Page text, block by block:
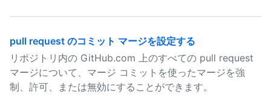
pull request のコミット マージを設定する
リポジトリ内の GitHub.com 上のすべての pull request
マージについて、マージ コミットを使ったマージを強
制、許可、または無効にすることができます。